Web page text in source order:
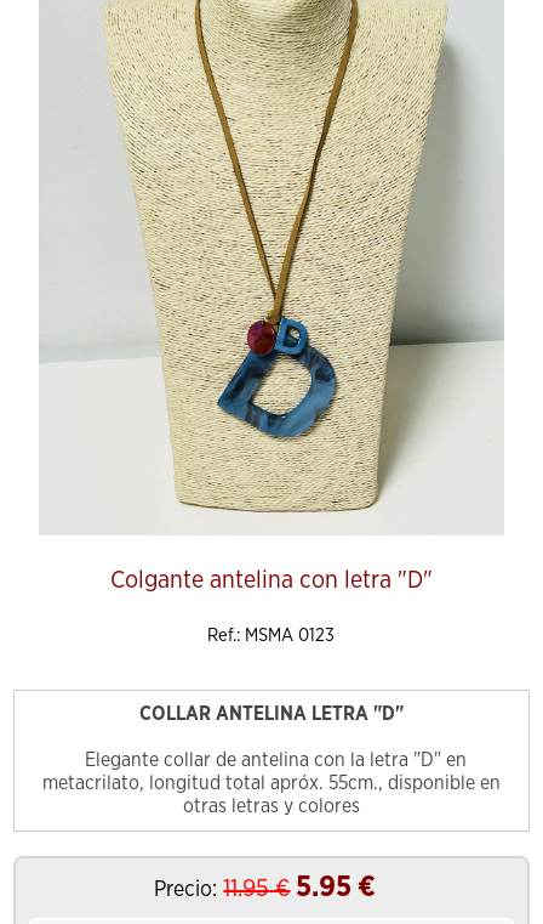
Colgante antelina con letra "D"
Ref.: MSMA 0123
COLLAR ANTELINA LETRA "D"
Elegante collar de antelina con la letra "D" en
metacrilato, longitud total apróx. 55cm., disponible en
otras letras y colores
Precio: 11.95€ 5.95 €